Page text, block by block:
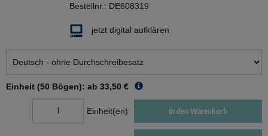
Bestellnr.: DE608319
jetzt digital aufklären
Einheit (50 Bögen): ab 33,50 €
Einheit(en) In den Warenkorb